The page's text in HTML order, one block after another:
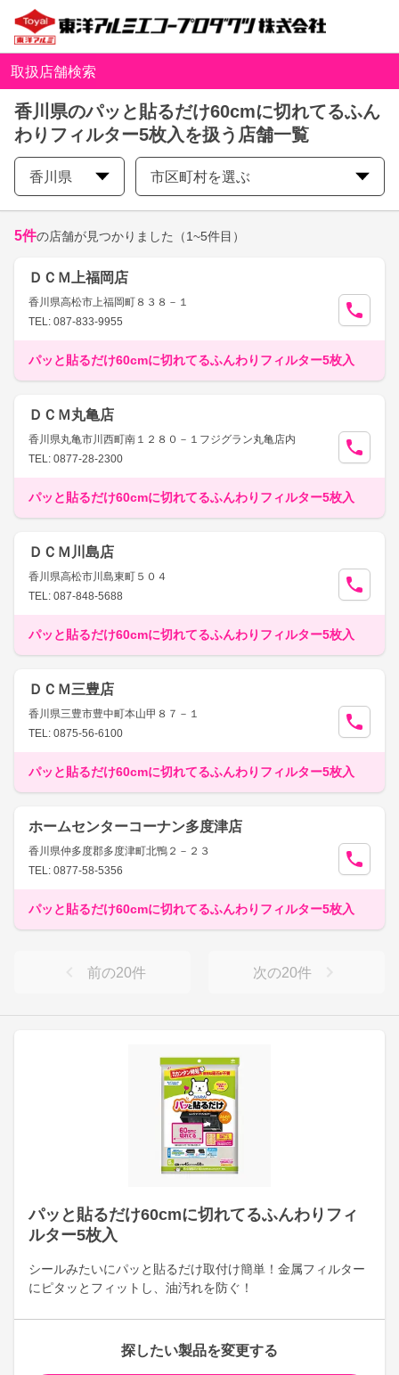
取扱店舗検索
香川県のパッと貼るだけ60cmに切れてるふん
わりフィルター5枚入を扱う店舗一覧
香川県 市区町村を選ぶ
パッと貼るだけ60cmに切れてるふんわりフィ
ルター5枚入
シールみたいにパッと貼るだけ取付け簡単！金属フィルター
にピタッとフィットし、油汚れを防ぐ！
探したい製品を変更する
5件の店舗が見つかりました （1~5件目）
ＤＣＭ上福岡店
香川県高松市上福岡町８３８－１
TEL: 087-833-9955
パッと貼るだけ60cmに切れてるふんわりフィルター5枚入
ＤＣＭ丸亀店
香川県丸亀市川西町南１２８０－１フジグラン丸亀店内
TEL: 0877-28-2300
パッと貼るだけ60cmに切れてるふんわりフィルター5枚入
ＤＣＭ川島店
香川県高松市川島東町５０４
TEL: 087-848-5688
パッと貼るだけ60cmに切れてるふんわりフィルター5枚入
ＤＣＭ三豊店
香川県三豊市豊中町本山甲８７－１
TEL: 0875-56-6100
パッと貼るだけ60cmに切れてるふんわりフィルター5枚入
ホームセンターコーナン多度津店
香川県仲多度郡多度津町北鴨２－２３
TEL: 0877-58-5356
パッと貼るだけ60cmに切れてるふんわりフィルター5枚入
前の20件 次の20件